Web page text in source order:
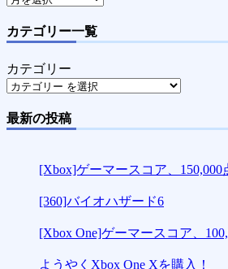
カテゴリー一覧
カテゴリー
最新の投稿
[Xbox]ゲーマースコア、150,000
[360]バイオハザード6
[Xbox One]ゲーマースコア、
ようやくXbox One Xを購入！